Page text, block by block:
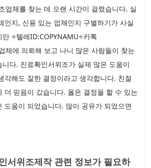
업체를 찾는 데 오랜 시간이 걸렸습니다. 실
인지, 신용 있는 업체인지 구별하기가 사실
⭐텔레ID:COPYNAMU⭐카톡
체에 의뢰해 보고 나니 많은 사람들이 찾는
다. 진료확인서위조가 실제 많은 도움이
각해도 잘한 결정이라고 생각합니다. 친절
더 믿음이 갔습니다. 옳은 결정을 할 수 있는
도움이 되었습니다. 많이 공유가 되었으면
서위조제작 관련 정보가 필요하